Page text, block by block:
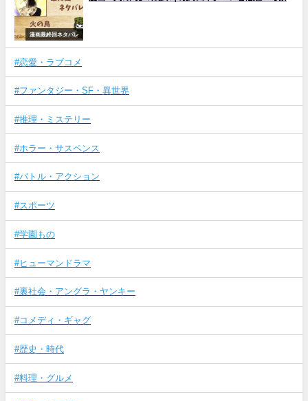
漫画最終回ネタバレ
#恋愛・ラブコメ
#ファンタジー・SF・異世界
#推理・ミステリー
#ホラー・サスペンス
#バトル・アクション
#スポーツ
#学園もの
#ヒューマンドラマ
#裏社会・アングラ・ヤンキー
#コメディ・ギャグ
#歴史・時代
#料理・グルメ